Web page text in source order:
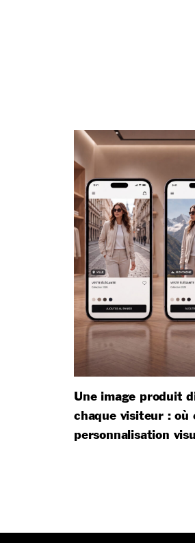
Une image produit
chaque visiteur : où
personnalisation